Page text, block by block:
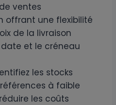
ventes
offrant une flexibilité
de la livraison
et le créneau
les stocks
à faible
les coûts